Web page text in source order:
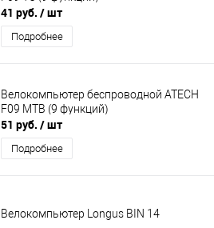
41 руб. / шт
Подробнее
Велокомпьютер беспроводной ATECH
F09 MTB (9 функций)
51 руб. / шт
Подробнее
Велокомпьютер Longus BIN 14